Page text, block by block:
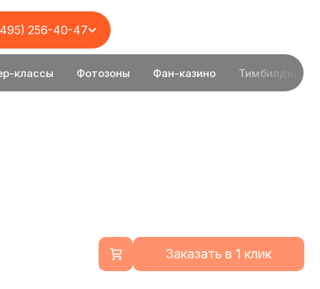
классы Фотозоны Фан-казино Тимбилдинг
256-40-47
Заказать в 1 клик